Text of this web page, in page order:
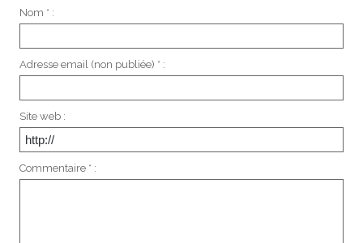
Nom * :
Adresse email (non publiée) * :
Site web :
Commentaire * :